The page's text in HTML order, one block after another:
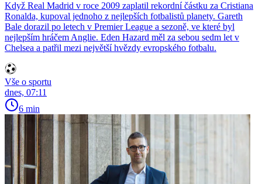
Když Real Madrid v roce 2009 zaplatil rekordní částku za Cristiana
Ronalda, kupoval jednoho z nejlepších fotbalistů planety. Gareth
Bale dorazil po letech v Premier League a sezoně, ve které byl
nejlepším hráčem Anglie. Eden Hazard měl za sebou sedm let v
Chelsea a patřil mezi největší hvězdy evropského fotbalu.
Vše o sportu
dnes, 07:11
6 min